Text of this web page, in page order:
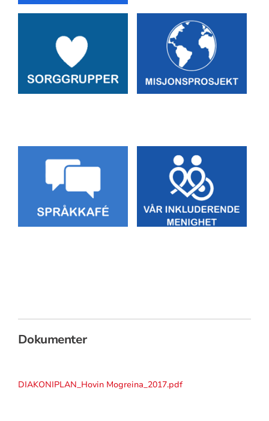
Artikkelsnarveger
Dokumenter
DIAKONIPLAN_Hovin Mogreina_2017.pdf